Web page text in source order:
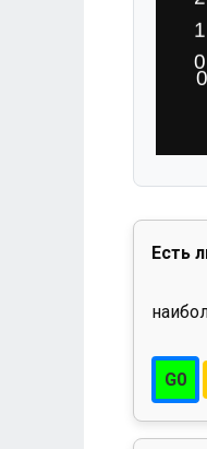
Есть
G0